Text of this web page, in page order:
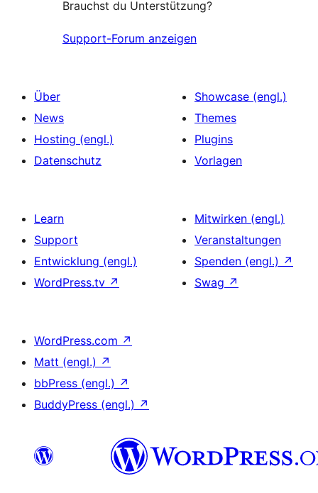
Brauchst du Unterstützung?
Support-Forum anzeigen
Über
News
Hosting (engl.)
Datenschutz
Showcase (engl.)
Themes
Plugins
Vorlagen
Learn
Support
Entwicklung (engl.)
WordPress.tv ↗
Mitwirken (engl.)
Veranstaltungen
Spenden (engl.) ↗
Swag ↗
WordPress.com ↗
Matt (engl.) ↗
bbPress (engl.) ↗
BuddyPress (engl.) ↗